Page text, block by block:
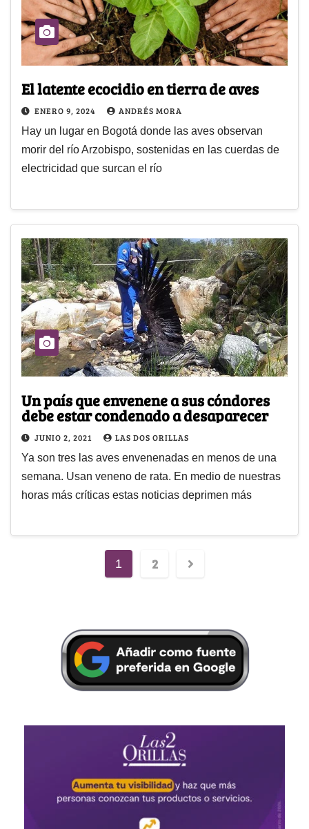
El latente ecocidio en tierra de aves
ENERO 9, 2024 ANDRÉS MORA
Hay un lugar en Bogotá donde las aves observan
morir del río Arzobispo, sostenidas en las cuerdas de
electricidad que surcan el río
Un país que envenene a sus cóndores
debe estar condenado a desaparecer
JUNIO 2, 2021 LAS DOS ORILLAS
Ya son tres las aves envenenadas en menos de una
semana. Usan veneno de rata. En medio de nuestras
horas más críticas estas noticias deprimen más
1 2